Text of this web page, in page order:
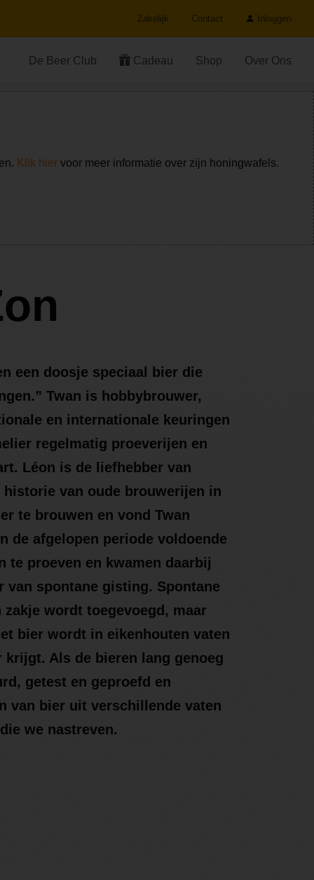
Zakelijk Contact Inloggen
De Beer Club Cadeau Shop Over Ons
een doosje speciaal bier die
Twan is hobbybrouwer,
en internationale keuringen
regelmatig proeverijen en
Léon is de liefhebber van
van oude brouwerijen in
te brouwen en vond Twan
de afgelopen periode voldoende
proeven en kwamen daarbij
spontane gisting. Spontane
wordt toegevoegd, maar
bier wordt in eikenhouten vaten
Als de bieren lang genoeg
getest en geproefd en
van bier uit verschillende vaten
we nastreven.
Klik hier voor meer informatie over zijn honingwafels.